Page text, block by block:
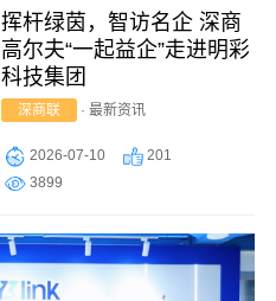
挥杆绿茵，智访名企 深商
高尔夫“一起益企”走进明彩
科技集团
深商联 ·最新资讯
2026-07-10
201
3899